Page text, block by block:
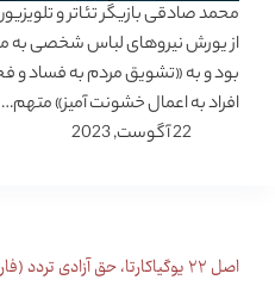
از یورش نیروهای لباس شخصی به
بود و به «تشویق مردم به فساد و
افراد به اعمال خشونت آمیز» متهم…
22 آگوست, 2023
اصل ۲۲ یوگیاکارتا، حق آزادی تردد (فارسی، تورکی، کوردی)